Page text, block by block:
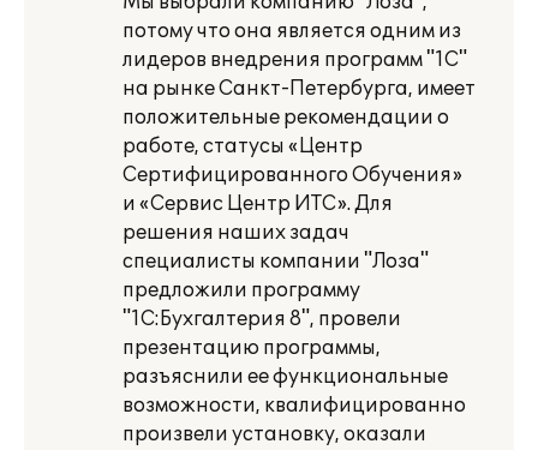
потому что она является одним из
лидеров внедрения программ "1С"
на рынке Санкт-Петербурга, имеет
положительные рекомендации о
работе, статусы «Центр
Сертифицированного Обучения»
и «Сервис Центр ИТС». Для
решения наших задач
специалисты компании "Лоза"
предложили программу
"1С:Бухгалтерия 8", провели
презентацию программы,
разъяснили ее функциональные
возможности, квалифицированно
произвели установку, оказали